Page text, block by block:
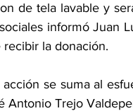
de tela lavable y
informó Juan
la donación.
acción se suma al
Antonio Trejo